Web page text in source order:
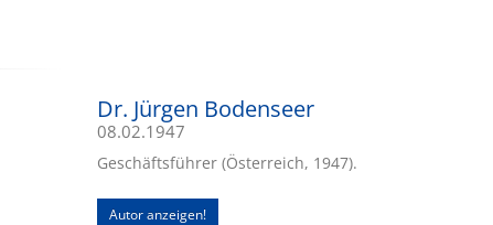
Dr. Jürgen Bodenseer
08.02.1947
Geschäftsführer (Österreich, 1947).
Autor anzeigen!